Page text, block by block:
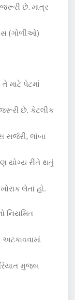
છે. માત્ર
(ગોળીઓ)
તે માટે પેટમાં
છે. કેટલીક
લાંબા
યોગ્ય રીતે થતું
લેતા હો.
નિયમિત
મુજબ